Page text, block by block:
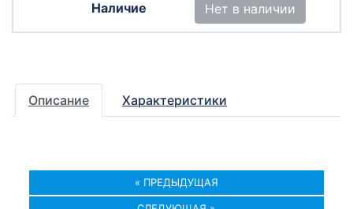
Нет в наличии
Описание Характеристики
« ПРЕДЫДУЩАЯ